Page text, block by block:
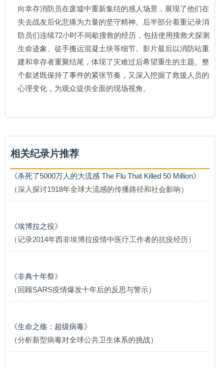
向幸存消防员在废墟中重新集结的感人场景，展现了他们在
失去战友后化悲痛为力量的坚守精神。后半部分着重记录消
防员们连续72小时不间歇搜救的经历，包括使用搜救犬探测
生命迹象、徒手搬运混凝土块等细节。影片最后以消防站重
建和幸存者重聚结尾，体现了灾难过后希望重生的主题。整
个叙述既保持了事件的紧张节奏，又深入挖掘了救援人员的
心理变化，为观众提供全面的现场视角。
相关纪录片推荐
《杀死了5000万人的大流感 The Flu That Killed 50 Million》
（深入探讨1918年全球大流感的传播路径和社会影响）
《埃博拉之役》
（记录2014年西非埃博拉疫情中医疗工作者的抗疫经历）
《非典十年祭》
（回顾SARS疫情爆发十年后的反思与警示）
《生命之殇：超级病毒》
（分析新型病毒对全球公共卫生体系的挑战）